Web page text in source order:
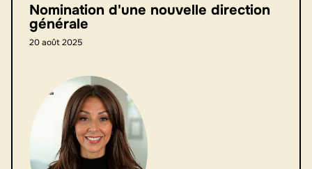
Nomination d'une nouvelle direction
générale
20 août 2025